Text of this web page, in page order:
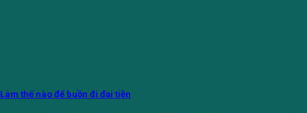
Làm thế nào để buồn đi đại tiện